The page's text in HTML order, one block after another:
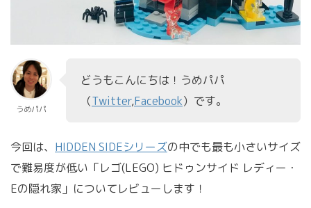
【レビュー】レゴ(LEGO) ヒド
究所を組み立てて遊んでみ
た！
複数ページあるPDFを一括で
PNG/JPEGとして書き出す方
法！
うめパパ
どうもこんにちは！うめパパ
（Twitter,Facebook）です。
今回は、 HIDDEN SIDEシリーズの中でも最も小さいサイズ
で難易度が低い「レゴ(LEGO) ヒドゥンサイド レディー・
Eの隠れ家」についてレビューします！